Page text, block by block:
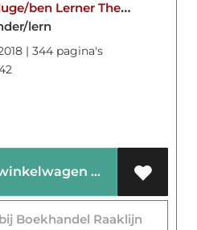
Alexander Kluge/ben Lerner The Snows Of Venice
lern
| 344 pagina's
Voeg toe aan mijn winkelwagen
Boekhandel Raaklijn